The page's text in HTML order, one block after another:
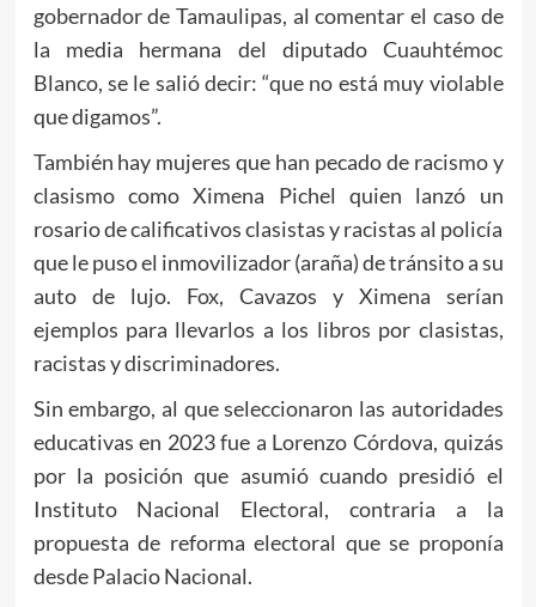
gobernador de Tamaulipas, al comentar el caso de
la media hermana del diputado Cuauhtémoc
Blanco, se le salió decir: “que no está muy violable
que digamos”.
También hay mujeres que han pecado de racismo y
clasismo como Ximena Pichel quien lanzó un
rosario de calificativos clasistas y racistas al policía
que le puso el inmovilizador (araña) de tránsito a su
auto de lujo. Fox, Cavazos y Ximena serían
ejemplos para llevarlos a los libros por clasistas,
racistas y discriminadores.
Sin embargo, al que seleccionaron las autoridades
educativas en 2023 fue a Lorenzo Córdova, quizás
por la posición que asumió cuando presidió el
Instituto Nacional Electoral, contraria a la
propuesta de reforma electoral que se proponía
desde Palacio Nacional.